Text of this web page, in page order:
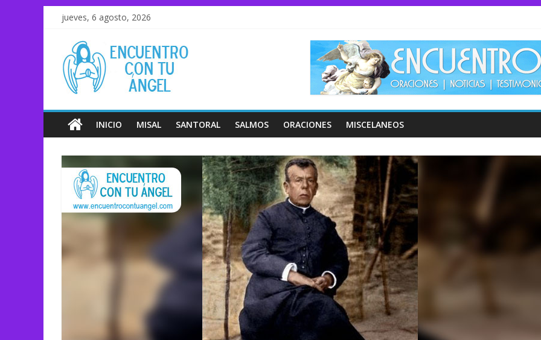
jueves, 6 agosto, 2026
INICIO MISAL SANTORAL SALMOS ORACIONES MISCELANEOS